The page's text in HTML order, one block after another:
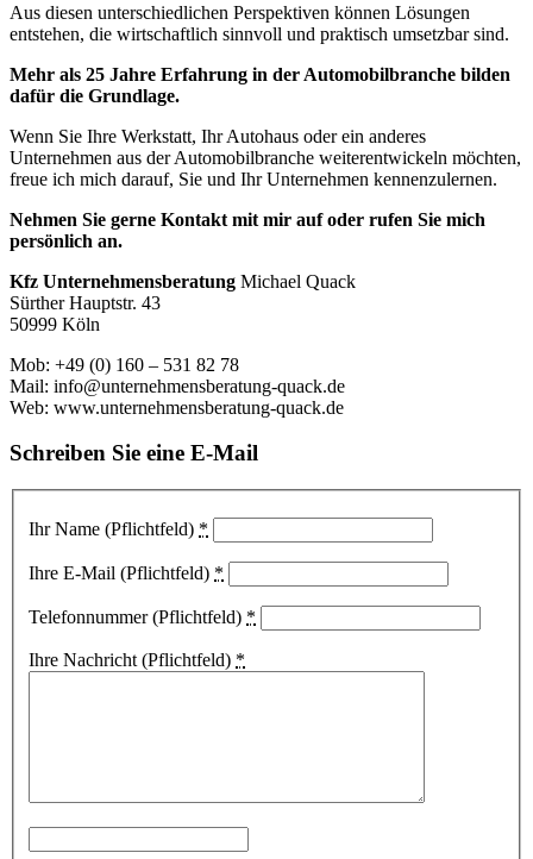
Aus diesen unterschiedlichen Perspektiven können Lösungen
entstehen, die wirtschaftlich sinnvoll und praktisch umsetzbar sind.
Mehr als 25 Jahre Erfahrung in der Automobilbranche bilden
dafür die Grundlage.
Wenn Sie Ihre Werkstatt, Ihr Autohaus oder ein anderes
Unternehmen aus der Automobilbranche weiterentwickeln möchten,
freue ich mich darauf, Sie und Ihr Unternehmen kennenzulernen.
Nehmen Sie gerne Kontakt mit mir auf oder rufen Sie mich
persönlich an.
Kfz Unternehmensberatung Michael Quack
Sürther Hauptstr. 43
50999 Köln
Mob: +49 (0) 160 – 531 82 78
Mail: info@unternehmensberatung-quack.de
Web: www.unternehmensberatung-quack.de
Schreiben Sie eine E-Mail
Ihr Name (Pflichtfeld) *
Ihre E-Mail (Pflichtfeld) *
Telefonnummer (Pflichtfeld) *
Ihre Nachricht (Pflichtfeld) *